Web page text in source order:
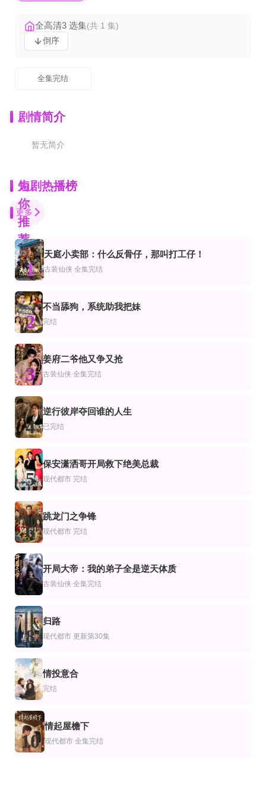
全高清3 选集(共 1 集)
倒序
全集完结
剧情简介
暂无简介
为
你
推
荐
更新全集
月下你我不同渡
完结
天下第一试菜师
全集完结
长公主的裙下之臣
完结
了不起的谢轻轻
全97集
恨相逢
完结
我的潮玩男友是顶流
康程,刘家慧
被雨淋湿的小狗
林秋一＆滕泽文
退婚后他动了心
赵田 李沐汐
向阳而生的安琪琪
完结
婚前夫君变了心，我扶纨绔踏青云
李是侥＆觅七
完结
不原谅不回头，我离婚独美
高明＆杨帆
第35集完结
爸妈这次听我的第二季
全集完结
咸鱼皇后，穿越者奉我为主
全集完结
军师对账
全70集
谁都别想拦着我发财莫欺少女穷
短剧热播榜
更多
1
天庭小卖部：什么反骨仔，那叫打工仔！
古装仙侠 全集完结
2
不当舔狗，系统助我把妹
完结
3
姜府二爷他又争又抢
古装仙侠 全集完结
4
逆行彼岸夺回谁的人生
已完结
5
保安潇洒哥开局救下绝美总裁
现代都市 完结
6
跳龙门之争锋
现代都市 完结
7
开局大帝：我的弟子全是逆天体质
古装仙侠 全集完结
8
归路
现代都市 更新第30集
9
情投意合
完结
10
情起屋檐下
现代都市 全集完结